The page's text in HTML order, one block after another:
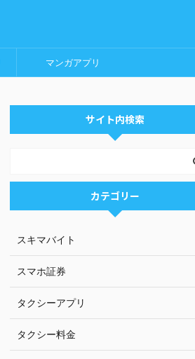
マンガアプリ
サイト内検索
カテゴリー
スキマバイト
スマホ証券
タクシーアプリ
タクシー料金